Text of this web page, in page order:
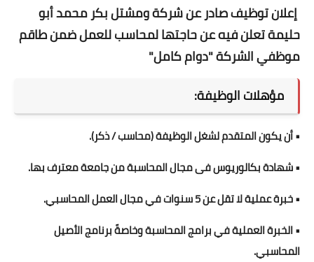
إعلان توظيف صادر عن شركة ومشتل بكر محمد أبو
حليمة تعلن فيه عن حاجتها لمحاسب للعمل ضمن طاقم
موظفي الشركة "دوام كامل"
مؤهلات الوظيفة:
• أن يكون المتقدم لشغل الوظيفة (محاسب / ذكر).
• شهادة بكالوريوس فى مجال المحاسبة من جامعة معترف بها.
• خبرة عملية لا تقل عن 5 سنوات في مجال العمل المحاسبي.
• الخبرة العملية في برامج المحاسبة وخاصةً برنامج الأصيل
المحاسبي.